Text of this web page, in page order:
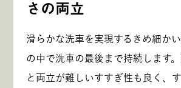
さの両立
滑らかな洗車を実現するきめ細か
の中で洗車の最後まで持続します
と両立が難しいすすぎ性も良く、